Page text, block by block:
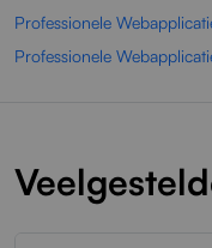
Professionele
Professionele